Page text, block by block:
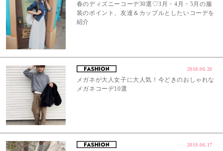
春のディズニーコーデ30選♡3月・4月・5月の服
装のポイント、友達＆カップルとしたいコーデを
紹介
2018.06.26
メガネが大人女子に大人気！今どきのおしゃれな
メガネコーデ10選
2019.06.17